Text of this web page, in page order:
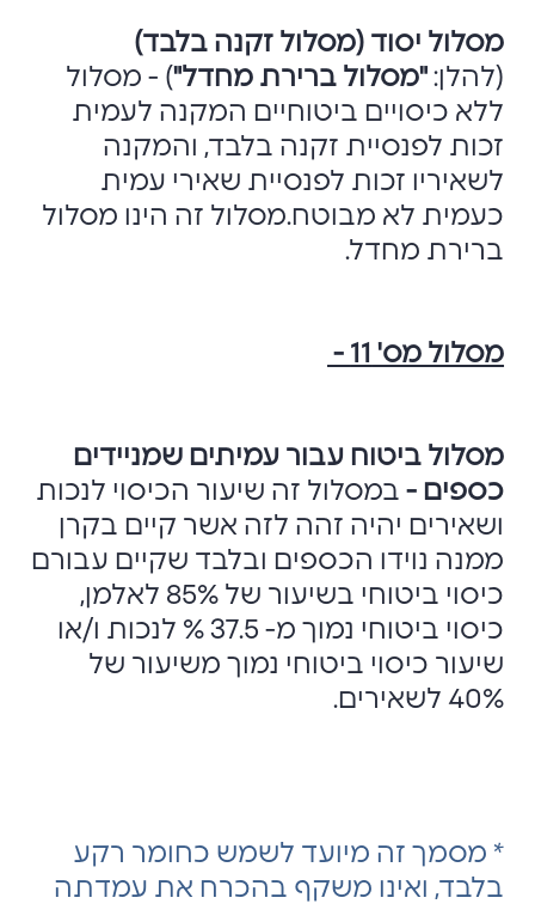
מסלול יסוד (מסלול זקנה בלבד)
(להלן: "מסלול ברירת מחדל") - מסלול
ללא כיסויים ביטוחיים המקנה לעמית
זכות לפנסיית זקנה בלבד, והמקנה
לשאיריו זכות לפנסיית שאירי עמית
כעמית לא מבוטח.מסלול זה הינו מסלול
ברירת מחדל.
מסלול מס' 11 -
מסלול ביטוח עבור עמיתים שמניידים
כספים - במסלול זה שיעור הכיסוי לנכות
ושאירים יהיה זהה לזה אשר קיים בקרן
ממנה נוידו הכספים ובלבד שקיים עבורם
כיסוי ביטוחי בשיעור של 85% לאלמן,
כיסוי ביטוחי נמוך מ- 37.5 % לנכות ו/או
שיעור כיסוי ביטוחי נמוך משיעור של
40% לשאירים.
* מסמך זה מיועד לשמש כחומר רקע
בלבד, ואינו משקף בהכרח את עמדתה